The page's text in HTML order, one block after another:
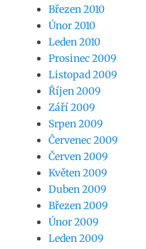
Březen 2010
Únor 2010
Leden 2010
Prosinec 2009
Listopad 2009
Říjen 2009
Září 2009
Srpen 2009
Červenec 2009
Červen 2009
Květen 2009
Duben 2009
Březen 2009
Únor 2009
Leden 2009